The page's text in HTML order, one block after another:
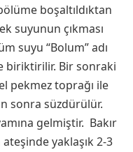
boşaltıldıktan
suyunun çıkması
suyu “Bolum” adı
biriktirilir. Bir sonraki
pekmez toprağı ile
sonra süzdürülür.
gelmiştir. Bakır
yaklaşık 2-3